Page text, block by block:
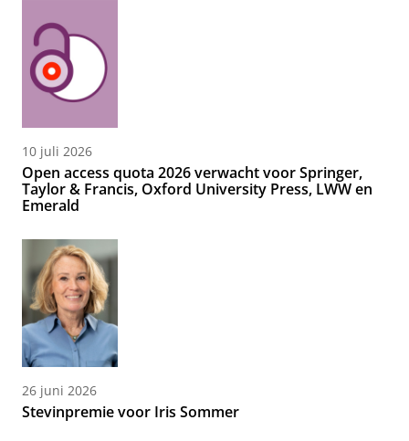
10 juli 2026
Open access quota 2026 verwacht voor Springer,
Taylor & Francis, Oxford University Press, LWW en
Emerald
26 juni 2026
Stevinpremie voor Iris Sommer